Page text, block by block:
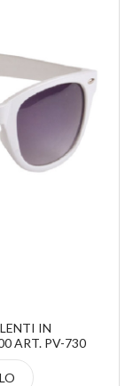
IN
ART. PV-730